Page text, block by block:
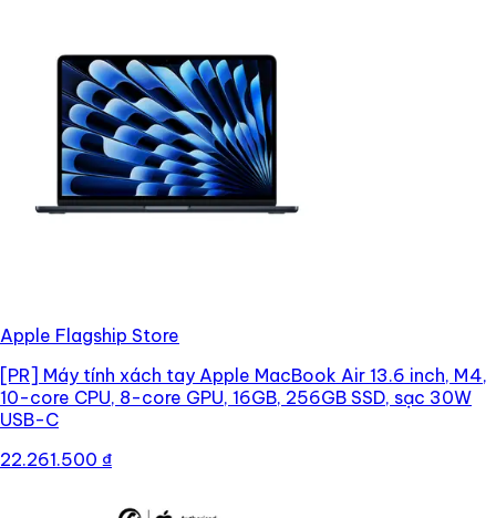
Apple Flagship Store
[PR] Máy tính xách tay Apple MacBook Air 13.6 inch, M4,
10-core CPU, 8-core GPU, 16GB, 256GB SSD, sạc 30W
USB-C
22.261.500 ₫